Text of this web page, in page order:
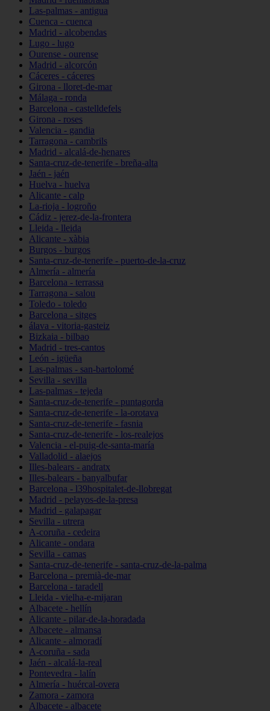
Las-palmas - antigua
Cuenca - cuenca
Madrid - alcobendas
Lugo - lugo
Ourense - ourense
Madrid - alcorcón
Cáceres - cáceres
Girona - lloret-de-mar
Málaga - ronda
Barcelona - castelldefels
Girona - roses
Valencia - gandia
Tarragona - cambrils
Madrid - alcalá-de-henares
Santa-cruz-de-tenerife - breña-alta
Jaén - jaén
Huelva - huelva
Alicante - calp
La-rioja - logroño
Cádiz - jerez-de-la-frontera
Lleida - lleida
Alicante - xàbia
Burgos - burgos
Santa-cruz-de-tenerife - puerto-de-la-cruz
Almería - almería
Barcelona - terrassa
Tarragona - salou
Toledo - toledo
Barcelona - sitges
álava - vitoria-gasteiz
Bizkaia - bilbao
Madrid - tres-cantos
León - igüeña
Las-palmas - san-bartolomé
Sevilla - sevilla
Las-palmas - tejeda
Santa-cruz-de-tenerife - puntagorda
Santa-cruz-de-tenerife - la-orotava
Santa-cruz-de-tenerife - fasnia
Santa-cruz-de-tenerife - los-realejos
Valencia - el-puig-de-santa-maría
Valladolid - alaejos
Illes-balears - andratx
Illes-balears - banyalbufar
Barcelona - l39hospitalet-de-llobregat
Madrid - pelayos-de-la-presa
Madrid - galapagar
Sevilla - utrera
A-coruña - cedeira
Alicante - ondara
Sevilla - camas
Santa-cruz-de-tenerife - santa-cruz-de-la-palma
Barcelona - premià-de-mar
Barcelona - taradell
Lleida - vielha-e-mijaran
Albacete - hellín
Alicante - pilar-de-la-horadada
Albacete - almansa
Alicante - almoradí
A-coruña - sada
Jaén - alcalá-la-real
Pontevedra - lalín
Almería - huércal-overa
Zamora - zamora
Albacete - albacete